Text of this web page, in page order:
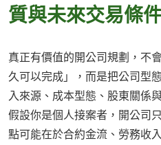
質與未來交易條
真正有價值的開公司規劃，不
久可以完成」，而是把公司型
入來源、成本型態、股東關係
假設你是個人接案者，開公司
點可能在於合約金流、勞務收